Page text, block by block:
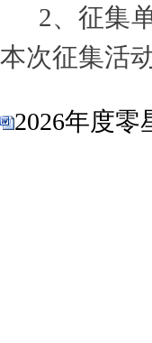
2、征集
本次征集活
2026年度零